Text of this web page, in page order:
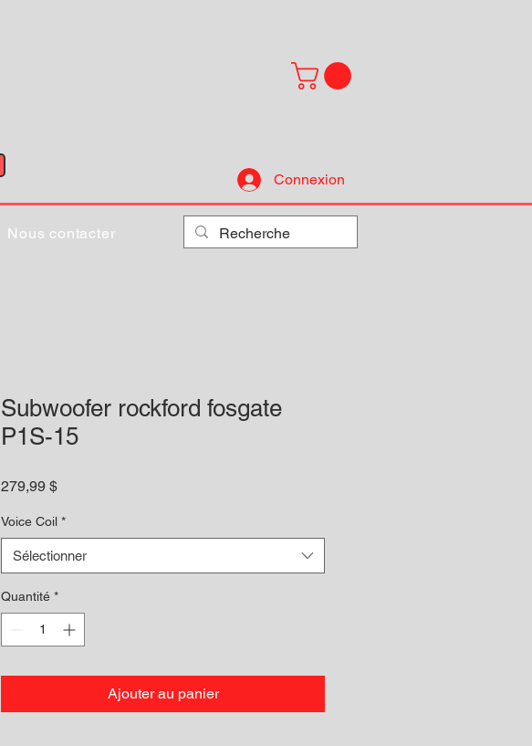
Connexion
Nous contacter
Subwoofer rockford fosgate
P1S-15
279,99 $Prix
Voice Coil *
Sélectionner
Quantité *
Ajouter au panier